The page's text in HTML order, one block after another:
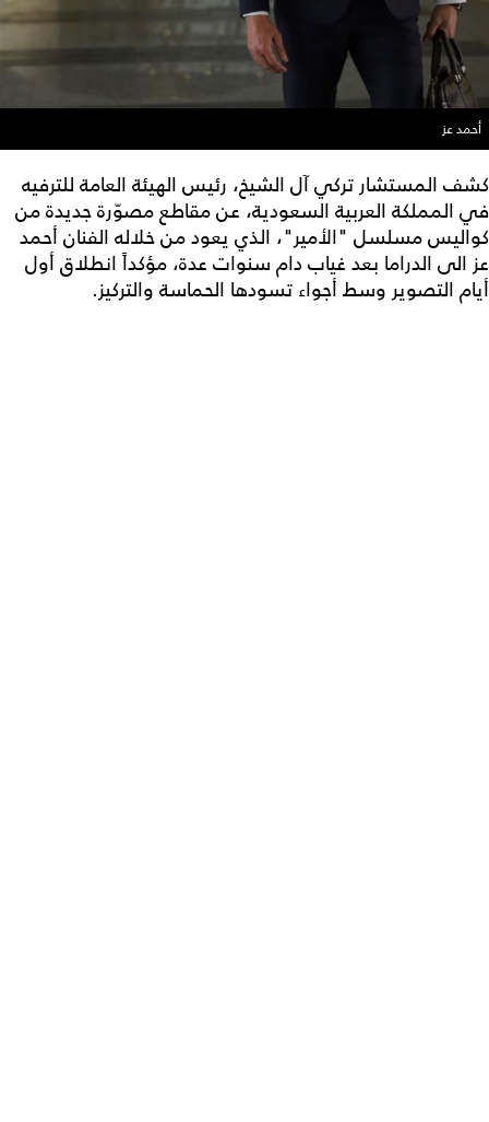
أحمد عز
كشف المستشار تركي آل الشيخ، رئيس الهيئة العامة للترفيه
في المملكة العربية السعودية، عن مقاطع مصوّرة جديدة من
كواليس مسلسل "الأمير"، الذي يعود من خلاله الفنان أحمد
عز الى الدراما بعد غياب دام سنوات عدة، مؤكداً انطلاق أول
أيام التصوير وسط أجواء تسودها الحماسة والتركيز.